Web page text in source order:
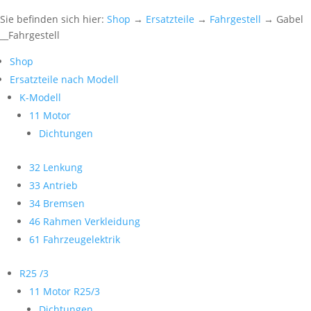
Sie befinden sich hier: Shop → Ersatzteile → Fahrgestell → Gabel
__Fahrgestell
Shop
Ersatzteile nach Modell
K-Modell
11 Motor
Dichtungen
32 Lenkung
33 Antrieb
34 Bremsen
46 Rahmen Verkleidung
61 Fahrzeugelektrik
R25 /3
11 Motor R25/3